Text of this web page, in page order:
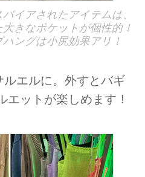
イアされたアイテムは、
きなポケットが個性的！
ングは小尻効果アリ！
エルに。外すとバギ
エットが楽しめます！